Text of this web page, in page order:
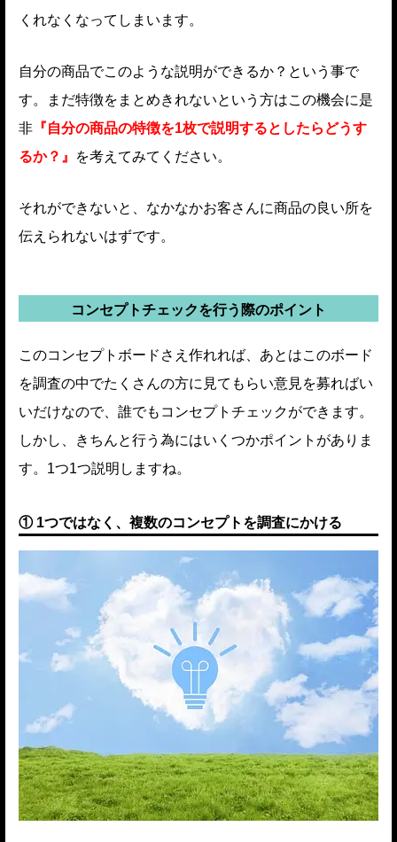
くれなくなってしまいます。
自分の商品でこのような説明ができるか？という事で
す。まだ特徴をまとめきれないという方はこの機会に是
非 『自分の商品の特徴を1枚で説明するとしたらどうす
るか？』
を考えてみてください。
それができないと、なかなかお客さんに商品の良い所を
伝えられないはずです。
コンセプトチェックを行う際のポイント
このコンセプトボードさえ作れれば、あとはこのボード
を調査の中でたくさんの方に見てもらい意見を募ればい
いだけなので、誰でもコンセプトチェックができます。
しかし、きちんと行う為にはいくつかポイントがありま
す。1つ1つ説明しますね。
① 1つではなく、複数のコンセプトを調査にかける